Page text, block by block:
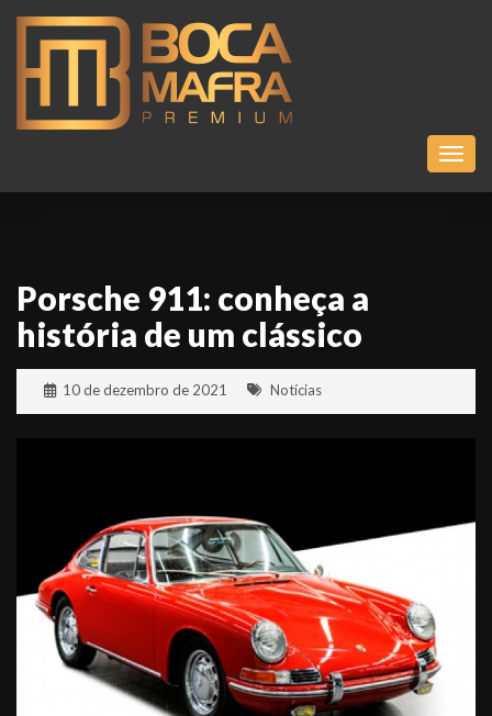
Porsche 911: conheça a
história de um clássico
10 de dezembro de 2021 Notícias